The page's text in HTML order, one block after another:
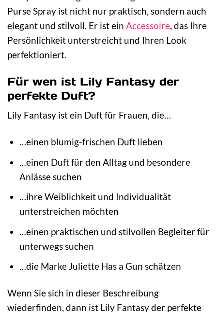
Purse Spray ist nicht nur praktisch, sondern auch
elegant und stilvoll. Er ist ein Accessoire, das Ihre
Persönlichkeit unterstreicht und Ihren Look
perfektioniert.
Für wen ist Lily Fantasy der
perfekte Duft?
Lily Fantasy ist ein Duft für Frauen, die…
…einen blumig-frischen Duft lieben
…einen Duft für den Alltag und besondere
Anlässe suchen
…ihre Weiblichkeit und Individualität
unterstreichen möchten
…einen praktischen und stilvollen Begleiter für
unterwegs suchen
…die Marke Juliette Has a Gun schätzen
Wenn Sie sich in dieser Beschreibung
wiederfinden, dann ist Lily Fantasy der perfekte